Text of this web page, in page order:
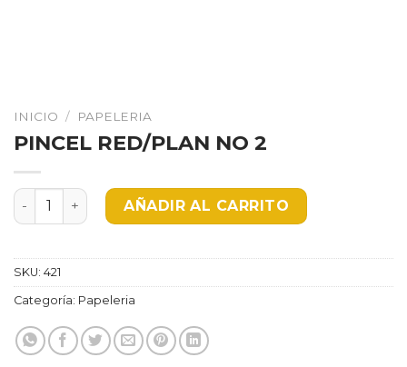
INICIO / PAPELERIA
PINCEL RED/PLAN NO 2
PINCEL RED/PLAN NO 2 cantidad
AÑADIR AL CARRITO
SKU: 421
Categoría: Papeleria